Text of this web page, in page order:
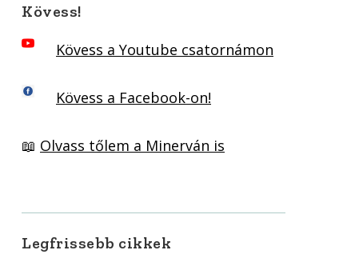
Kövess!
Kövess a Youtube csatornámon
Kövess a Facebook-on!
📖 Olvass tőlem a Minerván is
Legfrissebb cikkek